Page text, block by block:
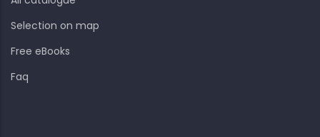
Selection on map
Free eBooks
Faq